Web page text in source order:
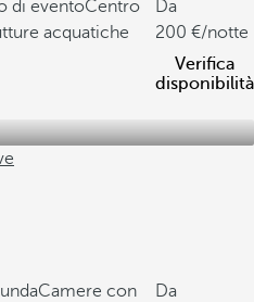
di eventoCentro
acquatiche
Da
200
/notte
Verifica
disponibilità
Camere con
Da